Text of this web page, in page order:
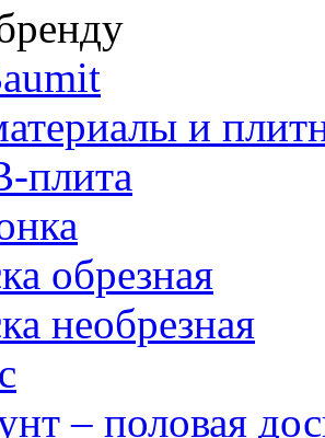
и
плита
обрезная
необрезная
– половая